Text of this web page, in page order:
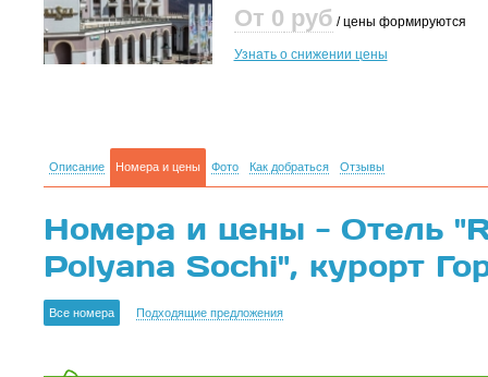
От 0 руб / цены формируются
Узнать о снижении цены
Описание Номера и цены Фото Как добраться Отзывы
Номера и цены - Отель
Polyana Sochi", курорт
Все номера Подходящие предложения